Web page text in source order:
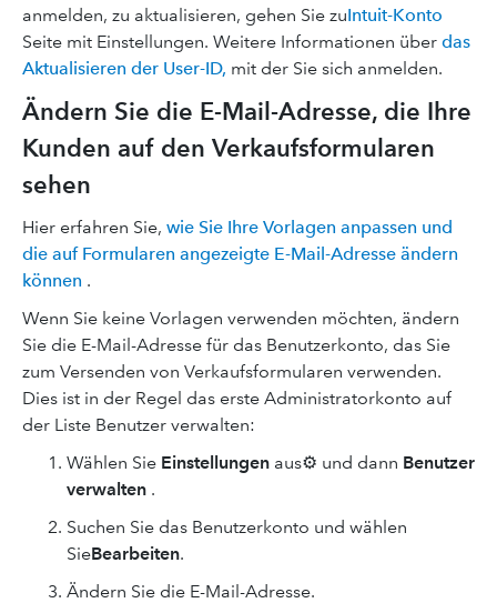
anmelden, zu aktualisieren, gehen Sie zuIntuit-Konto
Seite mit Einstellungen. Weitere Informationen über das
Aktualisieren der User-ID, mit der Sie sich anmelden.
Ändern Sie die E-Mail-Adresse, die Ihre
Kunden auf den Verkaufsformularen
sehen
Hier erfahren Sie, wie Sie Ihre Vorlagen anpassen und
die auf Formularen angezeigte E-Mail-Adresse ändern
können .
Wenn Sie keine Vorlagen verwenden möchten, ändern
Sie die E-Mail-Adresse für das Benutzerkonto, das Sie
zum Versenden von Verkaufsformularen verwenden.
Dies ist in der Regel das erste Administratorkonto auf
der Liste Benutzer verwalten:
Wählen Sie Einstellungen aus⚙ und dann Benutzer
verwalten .
Suchen Sie das Benutzerkonto und wählen
SieBearbeiten.
Ändern Sie die E-Mail-Adresse.